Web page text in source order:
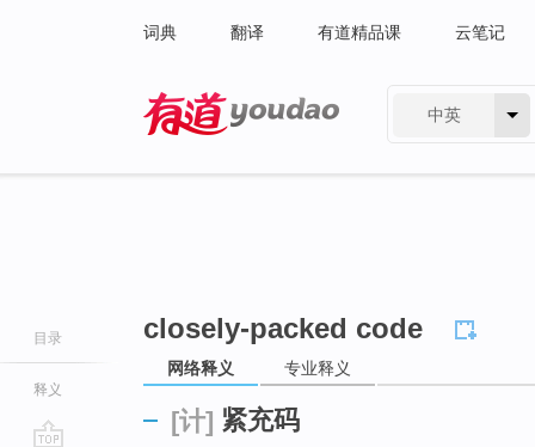
词典 翻译 有道精品课 云笔记
中英
目录
释义
closely-packed code
网络释义 专业释义
[计] 紧充码